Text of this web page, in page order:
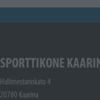
SPORTTIKONE
Hallimestarinkatu 4
20780 Kaarina